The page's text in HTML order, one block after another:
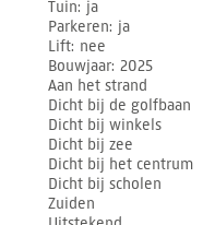
Tuin ja
Parkeren ja
Lift nee
Bouwjaar 2025
Aan het strand
Dicht bij de golfbaan
Dicht bij winkels
Dicht bij zee
Dicht bij het centrum
Dicht bij scholen
Zuiden